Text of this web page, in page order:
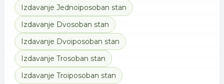
Izdavanje Jednoiposoban stan
Izdavanje Dvosoban stan
Izdavanje Dvoiposoban stan
Izdavanje Trosoban stan
Izdavanje Troiposoban stan